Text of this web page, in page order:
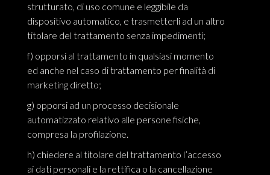
strutturato, di uso comune e leggibile da
dispositivo automatico, e trasmetterli ad un altro
titolare del trattamento senza impedimenti;
f) opporsi al trattamento in qualsiasi momento
ed anche nel caso di trattamento per finalità di
marketing diretto;
g) opporsi ad un processo decisionale
automatizzato relativo alle persone fisiche,
compresa la profilazione.
h) chiedere al titolare del trattamento l’accesso
ai dati personali e la rettifica o la cancellazione